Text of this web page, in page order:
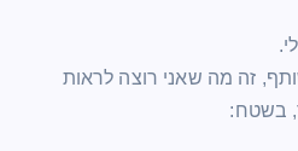
זה מה שאני רוצה לראות
בשטח: